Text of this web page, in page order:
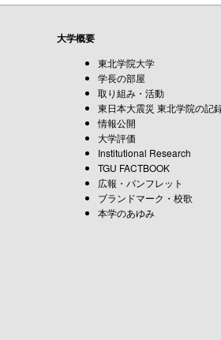
大学概要
東北学院大学
学長の部屋
取り組み・活動
東日本大震災 東北学院の記
情報公開
大学評価
Institutional Research
TGU FACTBOOK
広報・パンフレット
ブランドマーク・校歌
本学のあゆみ